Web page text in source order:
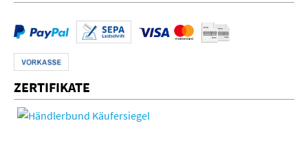
ZERTIFIKATE